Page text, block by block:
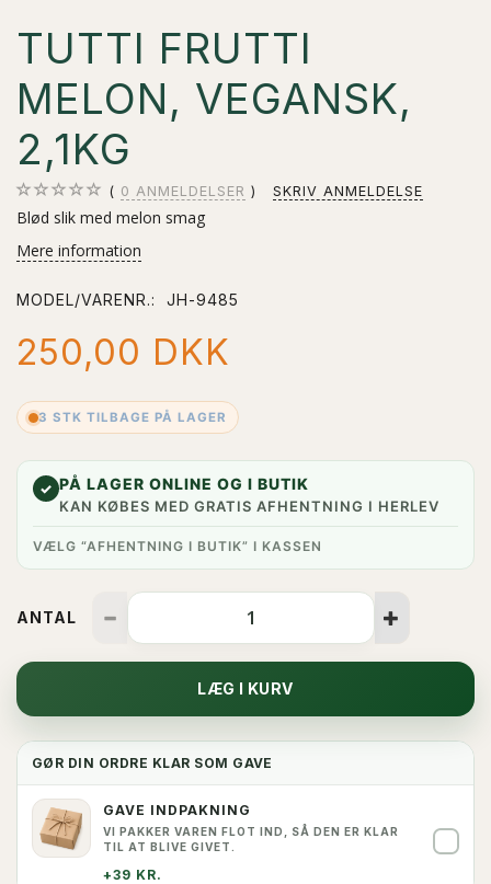
TUTTI FRUTTI
MELON, VEGANSK,
2,1KG
0 ANMELDELSER SKRIV ANMELDELSE
Blød slik med melon smag
Mere information
MODEL/VARENR.: JH-9485
250,00 DKK
3 STK TILBAGE PÅ LAGER
✓ PÅ LAGER ONLINE OG I BUTIK
KAN KØBES MED GRATIS AFHENTNING I HERLEV
VÆLG “AFHENTNING I BUTIK” I KASSEN
ANTAL
LÆG I KURV
GØR DIN ORDRE KLAR SOM GAVE
GAVE INDPAKNING
VI PAKKER VAREN FLOT IND, SÅ DEN ER KLAR
TIL AT BLIVE GIVET.
+39 KR.